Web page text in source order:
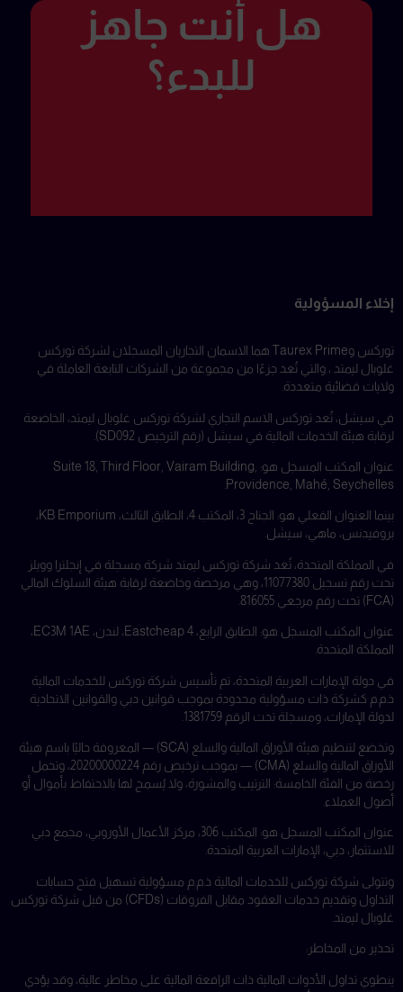
هل أنت جاهز
للبدء؟
إخلاء المسؤولية
توركس وTaurex Prime هما الاسمان التجاريان المسجلان لشركة توركس
غلوبال ليمتد ، والتي تُعد جزءًا من مجموعة من الشركات التابعة العاملة في
ولايات قضائية متعددة.
في سيشل، تُعد توركس الاسم التجاري لشركة توركس غلوبال ليمتد، الخاضعة
لرقابة هيئة الخدمات المالية في سيشل (رقم الترخيص SD092).
عنوان المكتب المسجل هو: Suite 18, Third Floor, Vairam Building,
Providence, Mahé, Seychelles.
بينما العنوان الفعلي هو: الجناح 3، المكتب 4، الطابق الثالث، KB Emporium،
بروفيدنس، ماهي، سيشل.
في المملكة المتحدة، تُعد شركة توركس ليمتد شركة مسجلة في إنجلترا وويلز
تحت رقم تسجيل 11077380، وهي مرخصة وخاضعة لرقابة هيئة السلوك المالي
(FCA) تحت رقم مرجعي 816055.
عنوان المكتب المسجل هو: الطابق الرابع، 4 Eastcheap، لندن، EC3M 1AE،
المملكة المتحدة.
في دولة الإمارات العربية المتحدة، تم تأسيس شركة توركس للخدمات المالية
ذ.م.م كشركة ذات مسؤولية محدودة بموجب قوانين دبي والقوانين الاتحادية
لدولة الإمارات، ومسجلة تحت الرقم 1381759.
وتخضع لتنظيم هيئة الأوراق المالية والسلع (SCA) — المعروفة حاليًا باسم هيئة
الأوراق المالية والسلع (CMA) — بموجب ترخيص رقم 20200000224، وتحمل
رخصة من الفئة الخامسة: الترتيب والمشورة، ولا يُسمح لها بالاحتفاظ بأموال أو
أصول العملاء.
عنوان المكتب المسجل هو: المكتب 306، مركز الأعمال الأوروبي، مجمع دبي
للاستثمار، دبي، الإمارات العربية المتحدة.
وتتولى شركة توركس للخدمات المالية ذ.م.م مسؤولية تسهيل فتح حسابات
التداول وتقديم خدمات العقود مقابل الفروقات (CFDs) من قبل شركة توركس
غلوبال ليمتد.
تحذير من المخاطر:
ينطوي تداول الأدوات المالية ذات الرافعة المالية على مخاطر عالية، وقد يؤدي